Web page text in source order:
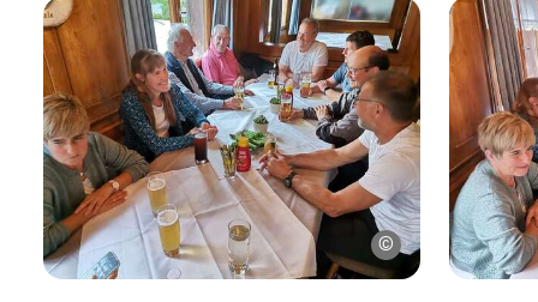
PGR-Riefensberg